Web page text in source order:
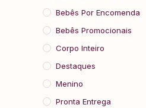
Bebês Por Encomenda
Bebês Promocionais
Corpo Inteiro
Destaques
Menino
Pronta Entrega